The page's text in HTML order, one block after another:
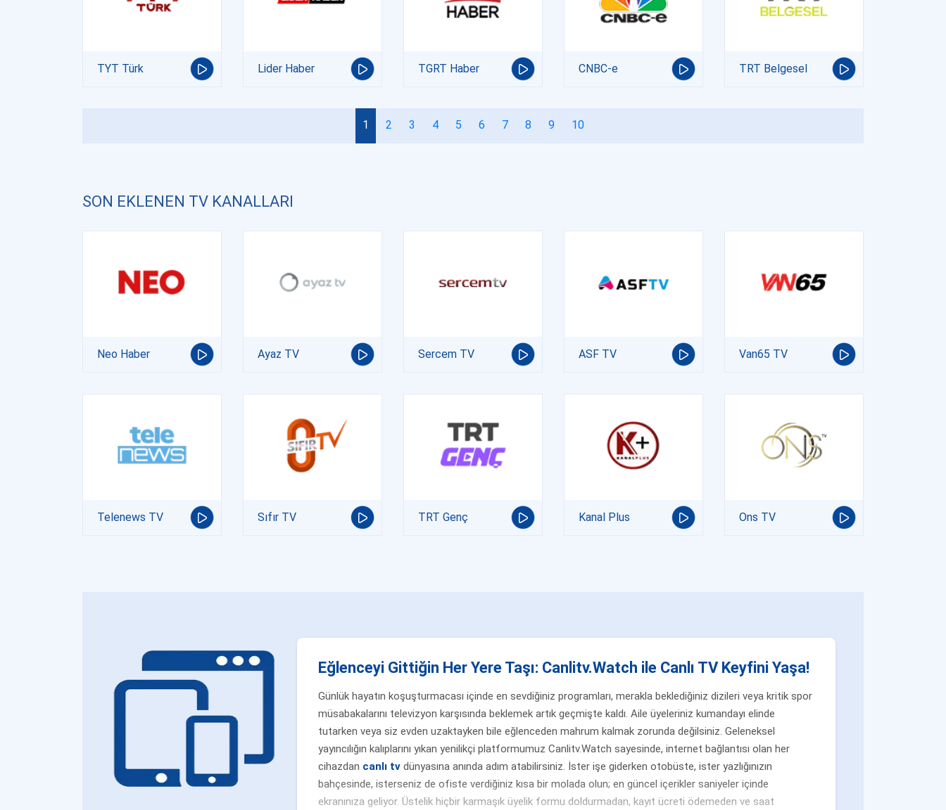
TYT Türk Lider Haber TGRT Haber CNBC-e TRT Belgesel
1 2 3 4 5 6 7 8 9 10
SON EKLENEN TV KANALLARI
Neo Haber Ayaz TV Sercem TV ASF TV Van65 TV
Telenews TV Sıfır TV TRT Genç Kanal Plus Ons TV
Eğlenceyi Gittiğin Her Yere Taşı: Canlitv.Watch ile Canlı TV Keyfini Yaşa!
Günlük hayatın koşuşturmacası içinde en sevdiğiniz programları, merakla beklediğiniz dizileri veya kritik spor
müsabakalarını televizyon karşısında beklemek artık geçmişte kaldı. Aile üyeleriniz kumandayı elinde
tutarken veya siz evden uzaktayken bile eğlenceden mahrum kalmak zorunda değilsiniz. Geleneksel
yayıncılığın kalıplarını yıkan yenilikçi platformumuz Canlitv.Watch sayesinde, internet bağlantısı olan her
cihazdan canlı tv dünyasına anında adım atabilirsiniz. İster işe giderken otobüste, ister yazlığınızın
bahçesinde, isterseniz de ofiste verdiğiniz kısa bir molada olun; en güncel içerikler saniyeler içinde
ekranınıza geliyor. Üstelik hiçbir karmaşık üyelik formu doldurmadan, kayıt ücreti ödemeden ve saat